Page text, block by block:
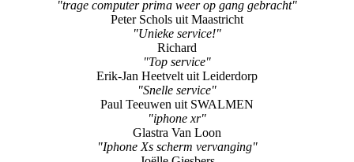
"trage computer prima weer op gang gebracht"
Peter Schols uit Maastricht
"Unieke service!"
Richard
"Top service"
Erik-Jan Heetvelt uit Leiderdorp
"Snelle service"
Paul Teeuwen uit SWALMEN
"iphone xr"
Glastra Van Loon
"Iphone Xs scherm vervanging"